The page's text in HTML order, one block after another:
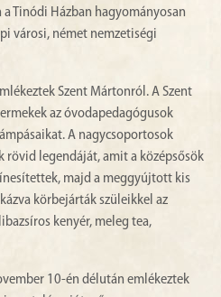
Tinódi Házban hagyományosan
városi, német nemzetiségi
Szent Mártonról. A Szent
az óvodapedagógusok
A nagycsoportosok
rövid legendáját, amit a középsősök
majd a meggyújtott kis
körbejárták szüleikkel az
kenyér, meleg tea,
10-én délután emlékeztek